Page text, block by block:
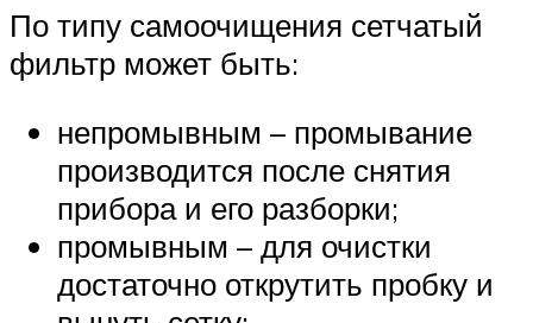
По типу самоочищения сетчатый
фильтр может быть:
непромывным – промывание
производится после снятия
прибора и его разборки;
промывным – для очистки
достаточно открутить пробку и